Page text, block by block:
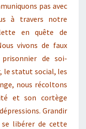
pas avec
à travers notre
en quête de
vivons de faux
prisonnier de soi-
le statut social, les
nous récoltons
et son cortège
Grandir
libérer de cette